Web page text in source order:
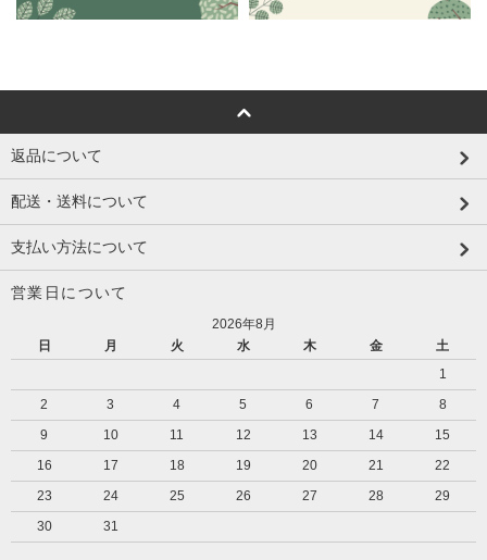
返品について
配送・送料について
支払い方法について
営業日について
2026年8月
日
月 火 水 木 金
土
1
2
3 4 5 6 7
8
9
10 11 12 13 14
15
16
17 18 19 20 21
22
23
24 25 26 27 28
29
30
31